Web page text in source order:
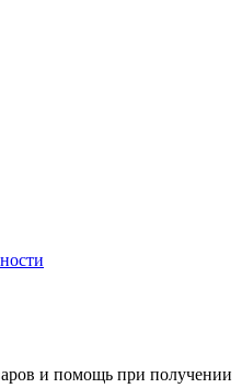
и помощь при получении